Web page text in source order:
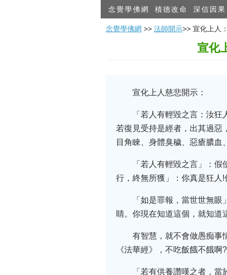
念覺學佛網 積德改命 深信因果
念覺學佛網 >> 法師開示>> 宣化上人
宣化
宣化上人慈悲開示：
「若人有輕毀之言：汝
若復見受持是經者，出其過惡
目角睞、身體臭穢、惡瘡膿血
「若人有輕毀之言」：
行，終無所獲」：你真是狂人
「如是罪報，當世世無
睛。你現在知道這個，就知道
有智慧，就不會做愚痴事
《法華經》，不吃飯餓不餓啊?
「若有供養讚嘆之者，